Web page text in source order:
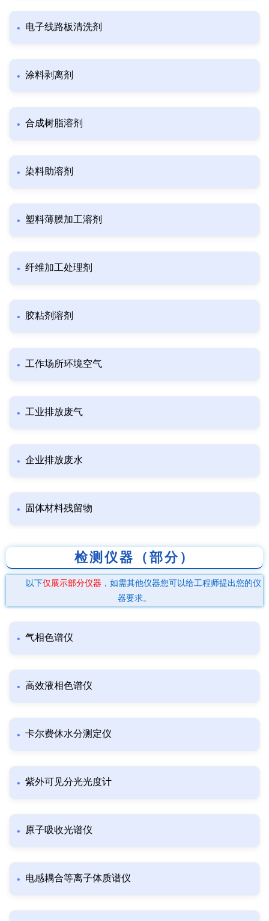
电子线路板清洗剂
涂料剥离剂
合成树脂溶剂
染料助溶剂
塑料薄膜加工溶剂
纤维加工处理剂
胶粘剂溶剂
工作场所环境空气
工业排放废气
企业排放废水
固体材料残留物
检测仪器（部分）
以下仅展示部分仪器 ，如需其他仪器您可以给工程师提出您的仪
器要求。
气相色谱仪
高效液相色谱仪
卡尔费休水分测定仪
紫外可见分光光度计
原子吸收光谱仪
电感耦合等离子体质谱仪